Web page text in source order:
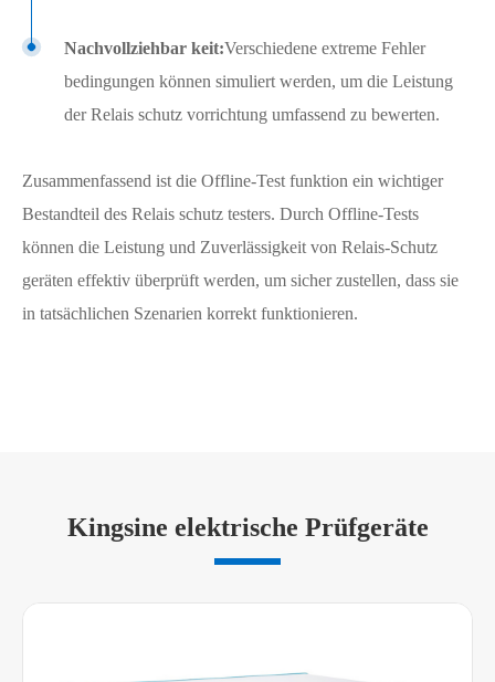
Nachvollziehbar keit:Verschiedene extreme Fehler
bedingungen können simuliert werden, um die Leistung
der Relais schutz vorrichtung umfassend zu bewerten.
Zusammenfassend ist die Offline-Test funktion ein wichtiger
Bestandteil des Relais schutz testers. Durch Offline-Tests
können die Leistung und Zuverlässigkeit von Relais-Schutz
geräten effektiv überprüft werden, um sicher zustellen, dass sie
in tatsächlichen Szenarien korrekt funktionieren.
Kingsine elektrische Prüfgeräte